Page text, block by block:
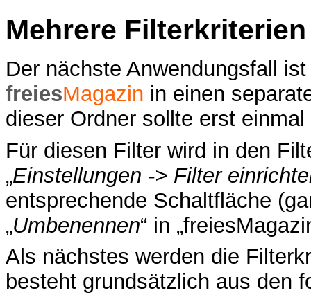
Mehrere Filterkriterien
Der nächste Anwendungsfall
freiesMagazin in einen
dieser Ordner sollte erst
Für diesen Filter wird in den
„Einstellungen -> Filter
entsprechende Schaltfläche
„Umbenennen“ in
Als nächstes werden die
besteht grundsätzlich aus den